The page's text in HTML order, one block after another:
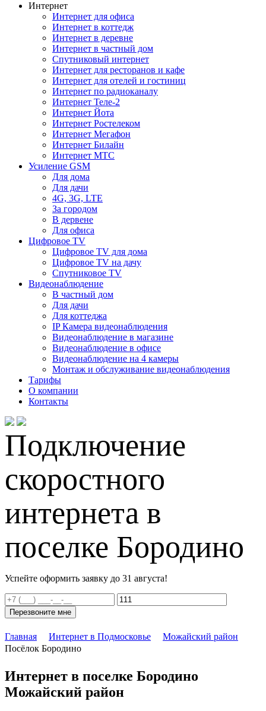
Интернет
Интернет для офиса
Интернет в коттедж
Интернет в деревне
Интернет в частный дом
Спутниковый интернет
Интернет для ресторанов и кафе
Интернет для отелей и гостиниц
Интернет по радиоканалу
Интернет Теле-2
Интернет Йота
Интернет Ростелеком
Интернет Мегафон
Интернет Билайн
Интернет МТС
Усиление GSM
Для дома
Для дачи
4G, 3G, LTE
За городом
В дервене
Для офиса
Цифровое TV
Цифровое TV для дома
Цифровое TV на дачу
Спутниковое TV
Видеонаблюдение
В частный дом
Для дачи
Для коттеджа
IP Камера видеонаблюдения
Видеонаблюдение в магазине
Видеонаблюдение в офисе
Видеонаблюдение на 4 камеры
Монтаж и обслуживание видеонаблюдения
Тарифы
О компании
Контакты
Подключение
скоростного
интернета в
поселке Бородино
Успейте оформить заявку до 31 августа!
Перезвоните мне
Главная Интернет в Подмосковье
Можайский район
Посёлок Бородино
Интернет в поселке Бородино
Можайский район